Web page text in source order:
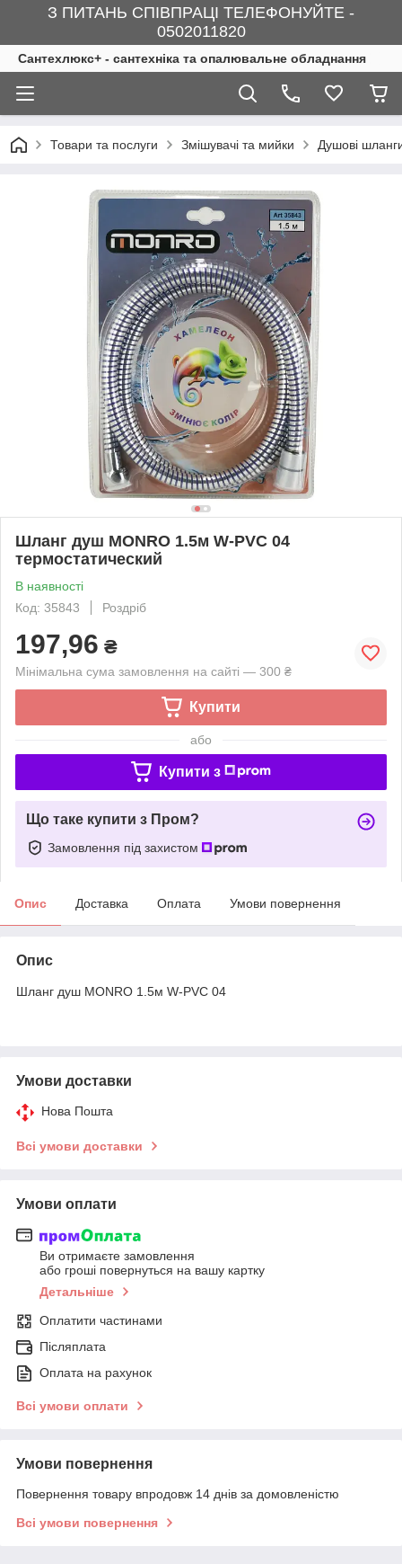
З ПИТАНЬ СПІВПРАЦІ ТЕЛЕФОНУЙТЕ -
0502011820
Сантехлюкс+ - сантехніка та опалювальне обладнання
Товари та послуги Змішувачі та мийки Душові
Шланг душ MONRO 1.5м W-PVC 04
термостатический
В наявності
Код: 35843
Роздріб
197,96 ₴
Мінімальна сума замовлення на сайті — 300 ₴
Купити
або
Купити з
Що таке купити з Пром?
Замовлення під захистом
Опис Доставка Оплата Умови повернення
Опис
Шланг душ MONRO 1.5м W-PVC 04
Умови доставки
Нова Пошта
Всі умови доставки
Умови оплати
Ви отримаєте замовлення
або гроші повернуться на вашу картку
Детальніше
Оплатити частинами
Післяплата
Оплата на рахунок
Всі умови оплати
Умови повернення
Повернення товару впродовж 14 днів за домовленістю
Всі умови повернення